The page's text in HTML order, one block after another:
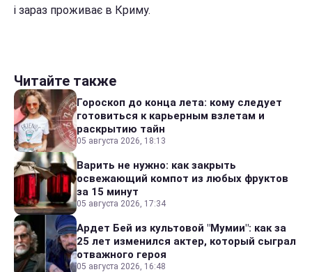
і зараз проживає в Криму.
Читайте также
Гороскоп до конца лета: кому следует
готовиться к карьерным взлетам и
раскрытию тайн
05 августа 2026, 18:13
Варить не нужно: как закрыть
освежающий компот из любых фруктов
за 15 минут
05 августа 2026, 17:34
Ардет Бей из культовой "Мумии": как за
25 лет изменился актер, который сыграл
отважного героя
05 августа 2026, 16:48